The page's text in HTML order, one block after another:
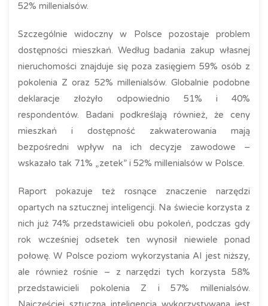
52% millenialsów.
Szczególnie widoczny w Polsce pozostaje problem
dostępności mieszkań. Według badania zakup własnej
nieruchomości znajduje się poza zasięgiem 59% osób z
pokolenia Z oraz 52% millenialsów. Globalnie podobne
deklaracje złożyło odpowiednio 51% i 40%
respondentów. Badani podkreślają również, że ceny
mieszkań i dostępność zakwaterowania mają
bezpośredni wpływ na ich decyzje zawodowe –
wskazało tak 71% „zetek” i 52% millenialsów w Polsce.
Raport pokazuje też rosnące znaczenie narzędzi
opartych na sztucznej inteligencji. Na świecie korzysta z
nich już 74% przedstawicieli obu pokoleń, podczas gdy
rok wcześniej odsetek ten wynosił niewiele ponad
połowę. W Polsce poziom wykorzystania AI jest niższy,
ale również rośnie – z narzędzi tych korzysta 58%
przedstawicieli pokolenia Z i 57% millenialsów.